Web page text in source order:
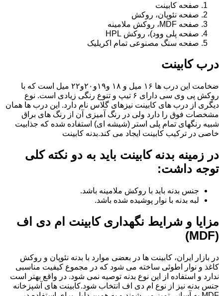
صفحه کابینت
صفحه نئوپان، روکش
صفحه MDF، روکش ملامینه
صفحه پلی وود)، روکش HPL
صفحه سنگ مصنوعی تمام اکریلیک
درب کابینت
ضخامت این درب ها ۱۶ میل و ۱۸ و١٩و٢٠و٢٢ میل است که با
روکش پی وی سی دارای ۶ تیپ و تنوع رنگی زیادی است. نوع
دیگری از درب های کابینت نیزهای گلاس نام دارد. این درب ها همان
مشخصات فوق را دارد ولی در رنگ آمیزی آن از رنگ های براق
شبیه رنگهای تمام پلی استر (شیشه ای) استفاده شده که جذابیت
خاصی در ترکیب کابینت ایجاد می کند.بدنه کابینت
در زمینه بدنه کابینت باید به دو نکته کلی
توجه داشت:
جنس بدنه باید با روکش ملامینه باشد.
لبه بدنه با نوار پوشیده شده باشد.
مزایا و شرایط نگهداری کابینت ام دی اف
(MDF)
در بازار ایران، کابینت ها در بعضی موارد با بدنه نئوپان و روکش
کاغذ و نوار اطوئی ساخته می شود که در مجموع کیفیت مناسبی
ندارد و استفاده از این نوع بدنه توصیه نمی شود. در واقع بهتر است
جنس بدنه نیز از نوع ام دی اف انتخاب شود.کابینت های آشپزخانه